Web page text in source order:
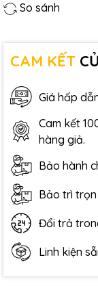
So sánh
CAM KẾT
Giá hấp
Cam kết
hàng giả.
Bảo hành
Bảo trì
Đổi trả
Linh kiện